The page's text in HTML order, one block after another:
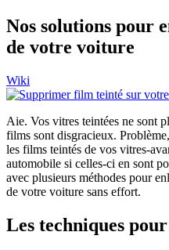
Nos solutions pour
de votre voiture
Wiki
Aie. Vos vitres teintées ne sont
films sont disgracieux.
les films teintés de vos vitres-
automobile si celles-ci en sont
avec plusieurs méthodes pour
de votre voiture sans effort.
Les techniques